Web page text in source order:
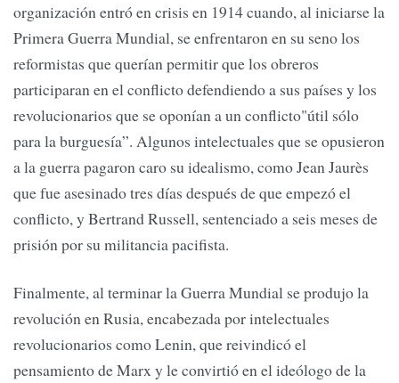
organización entró en crisis en 1914 cuando, al iniciarse la
Primera Guerra Mundial, se enfrentaron en su seno los
reformistas que querían permitir que los obreros
participaran en el conflicto defendiendo a sus países y los
revolucionarios que se oponían a un conflicto"útil sólo
para la burguesía”. Algunos intelectuales que se opusieron
a la guerra pagaron caro su idealismo, como Jean Jaurès
que fue asesinado tres días después de que empezó el
conflicto, y Bertrand Russell, sentenciado a seis meses de
prisión por su militancia pacifista.
Finalmente, al terminar la Guerra Mundial se produjo la
revolución en Rusia, encabezada por intelectuales
revolucionarios como Lenin, que reivindicó el
pensamiento de Marx y le convirtió en el ideólogo de la